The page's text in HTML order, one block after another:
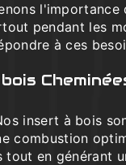
l'importance
pendant les
à ces
insert à bois
combustion
en générant